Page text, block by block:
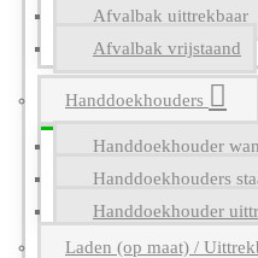
Afvalbak uittrekbaar
Afvalbak vrijstaand
Handdoekhouders
Handdoekhouder
Handdoekhouders
Handdoekhouder
Laden (op maat) /